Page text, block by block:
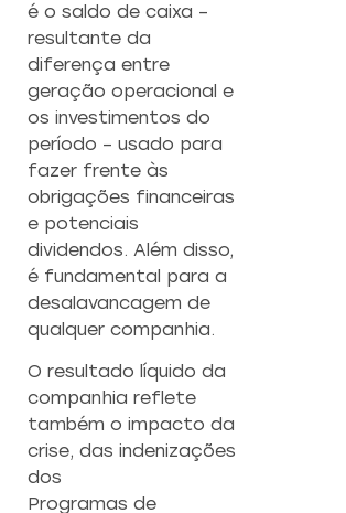
é o saldo de caixa –
resultante da
diferença entre
geração operacional e
os investimentos do
período – usado para
fazer frente às
obrigações financeiras
e potenciais
dividendos. Além disso,
é fundamental para a
desalavancagem de
qualquer companhia.
O resultado líquido da
companhia reflete
também o impacto da
crise, das indenizações
dos
Programas de